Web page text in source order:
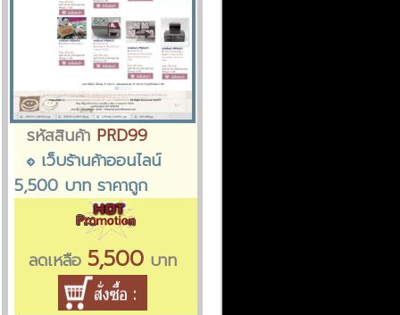
รหัสสินค้า PRD99
เว็บร้านค้าออนไลน์
5,500 บาท ราคาถูก
ลดเหลือ 5,500บาท